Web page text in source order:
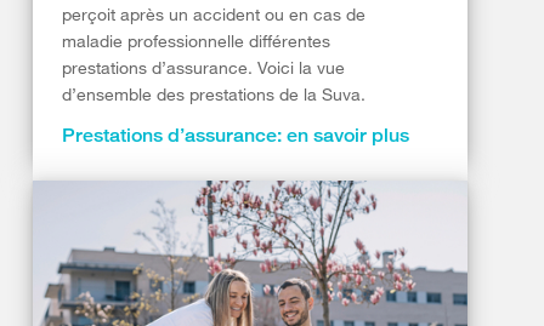
perçoit après un accident ou en cas de
maladie professionnelle différentes
prestations d’assurance. Voici la vue
d’ensemble des prestations de la Suva.
Prestations d’assurance: en savoir plus